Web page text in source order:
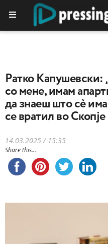
Ратко Капушевски:
со мене, имам
да знаеш што сè
се вратил во Скопје
14.03.2025 / 15:35
Share this...